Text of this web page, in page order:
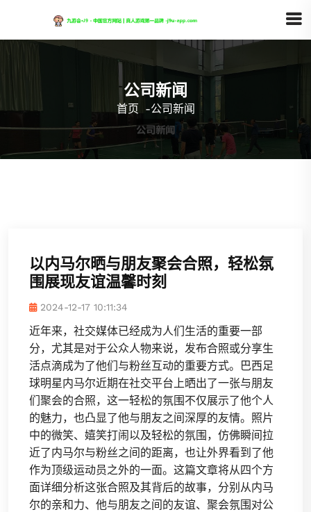
公司新闻
首页 -公司新闻
以内马尔晒与朋友聚会合照，轻松氛
围展现友谊温馨时刻
2024-12-17 10:11:34
近年来，社交媒体已经成为人们生活的重要一部
分，尤其是对于公众人物来说，发布合照或分享生
活点滴成为了他们与粉丝互动的重要方式。巴西足
球明星内马尔近期在社交平台上晒出了一张与朋友
们聚会的合照，这一轻松的氛围不仅展示了他个人
的魅力，也凸显了他与朋友之间深厚的友情。照片
中的微笑、嬉笑打闹以及轻松的氛围，仿佛瞬间拉
近了内马尔与粉丝之间的距离，也让外界看到了他
作为顶级运动员之外的一面。这篇文章将从四个方
面详细分析这张合照及其背后的故事，分别从内马
尔的亲和力、他与朋友之间的友谊、聚会氛围对公